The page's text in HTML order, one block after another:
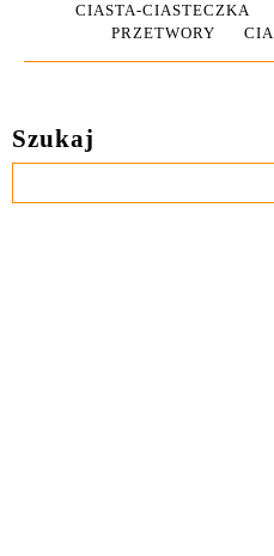
CIASTA-CIASTECZKA
PRZETWORY
Szukaj